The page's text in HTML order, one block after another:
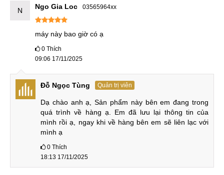
Bộ nhớ
128-256GB, UFS 3.1
Camera
50 MP (góc rộng), Dual Pixel PDAF, OIS
50 MP (tele), PDAF, zoom quang 2x
50 MP (góc siêu rộng)
Selfie: 32 MP (góc rộng)
EIS
Pin và
Sạc dây 120W, 100% pin trong 18 ph
Sạc không dây: 50W, 10W (sạc ngược)
Android 12, MIUI 13
Giá Xiaomi 12 Pro cũ bao nhiêu?
N Ngo Gia Loc 03565964xx
máy này bao giờ có ạ
0 Thích
09:06 17/11/2025
Đỗ Ngọc Tùng Quản trị viên
Dạ chào anh ạ, Sản phẩm này bên em đang trong
quá trình về hàng ạ. Em đã lưu lại thông tin của
mình rồi ạ, ngay khi về hàng bên em sẽ liên lạc với
mình ạ
0 Thích
18:13 17/11/2025